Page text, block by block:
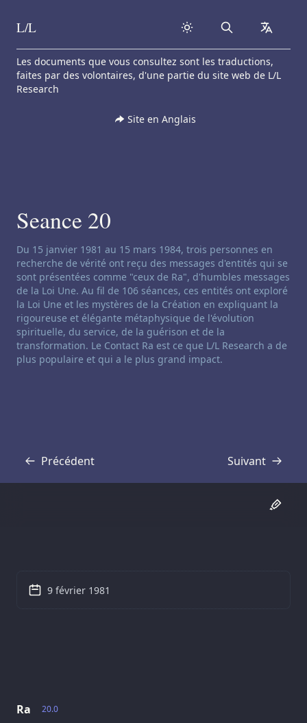
Skip to content
L/L Search
Les documents que vous consultez sont les traductions,
faites par des volontaires, d'une partie du site web de L/L
Research
Site en Anglais
Seance 20
Clause de non-responsabilité concernant le channeling:
Du 15 janvier 1981 au 15 mars 1984, trois personnes en
recherche de vérité ont reçu des messages d'entités qui se
sont présentées comme "ceux de Ra", d'humbles messages
de la Loi Une. Au fil de 106 séances, ces entités ont exploré
la Loi Une et les mystères de la Création en expliquant la
rigoureuse et élégante métaphysique de l'évolution
spirituelle, du service, de la guérison et de la
transformation. Le Contact Ra est ce que L/L Research a de
plus populaire et qui a le plus grand impact.
Précédent
Transcription Suivant
Transcription
20.0
Ra
9 février 1981